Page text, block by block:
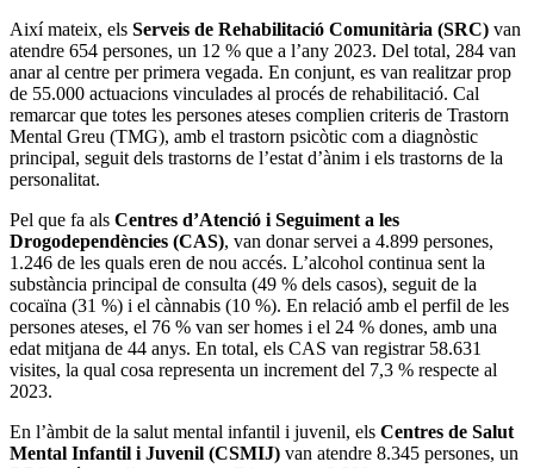
Així mateix, els Serveis de Rehabilitació Comunitària (SRC) van
atendre 654 persones, un 12 % que a l’any 2023. Del total, 284 van
anar al centre per primera vegada. En conjunt, es van realitzar prop
de 55.000 actuacions vinculades al procés de rehabilitació. Cal
remarcar que totes les persones ateses complien criteris de Trastorn
Mental Greu (TMG), amb el trastorn psicòtic com a diagnòstic
principal, seguit dels trastorns de l’estat d’ànim i els trastorns de la
personalitat.
Pel que fa als Centres d’Atenció i Seguiment a les
Drogodependències (CAS), van donar servei a 4.899 persones,
1.246 de les quals eren de nou accés. L’alcohol continua sent la
substància principal de consulta (49 % dels casos), seguit de la
cocaïna (31 %) i el cànnabis (10 %). En relació amb el perfil de les
persones ateses, el 76 % van ser homes i el 24 % dones, amb una
edat mitjana de 44 anys. En total, els CAS van registrar 58.631
visites, la qual cosa representa un increment del 7,3 % respecte al
2023.
En l’àmbit de la salut mental infantil i juvenil, els Centres de Salut
Mental Infantil i Juvenil (CSMIJ) van atendre 8.345 persones, un